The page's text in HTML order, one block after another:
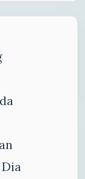
Dia